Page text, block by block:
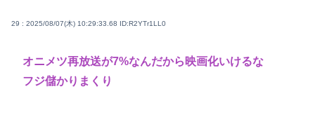
29 : 2025/08/07(木) 10:29:33.68 ID:R2YTr1LL0
オニメツ再放送が7%なんだから映画化いけるな
フジ儲かりまくり